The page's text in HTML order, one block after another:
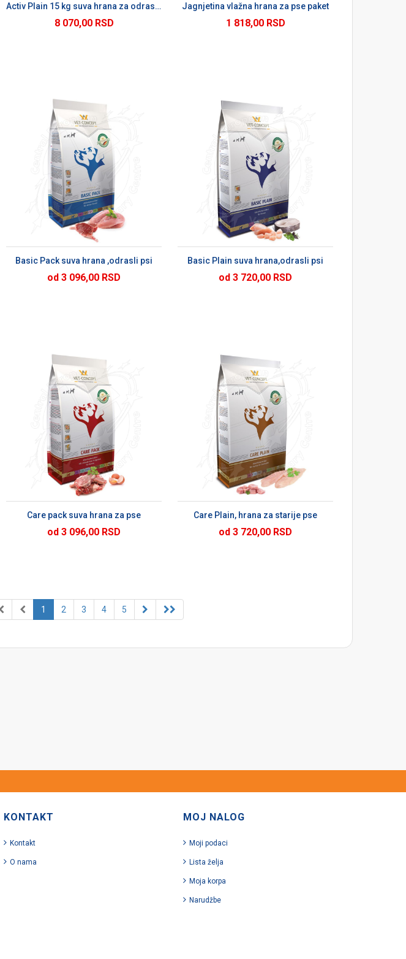
Activ Plain 15 kg suva hrana za odrasle pse
8 070,00 RSD
Jagnjetina vlažna hrana za pse paket
1 818,00 RSD
Basic Pack suva hrana ,odrasli psi
od 3 096,00 RSD
DODAJ U KORPU
Basic Plain suva hrana,odrasli psi
od 3 720,00 RSD
Care pack suva hrana za pse
od 3 096,00 RSD
DODAJ U KORPU
Care Plain, hrana za starije pse
od 3 720,00 RSD
1 2 3 4 5
KONTAKT
Kontakt
O nama
MOJ NALOG
Moji podaci
Lista želja
Moja korpa
Narudžbe